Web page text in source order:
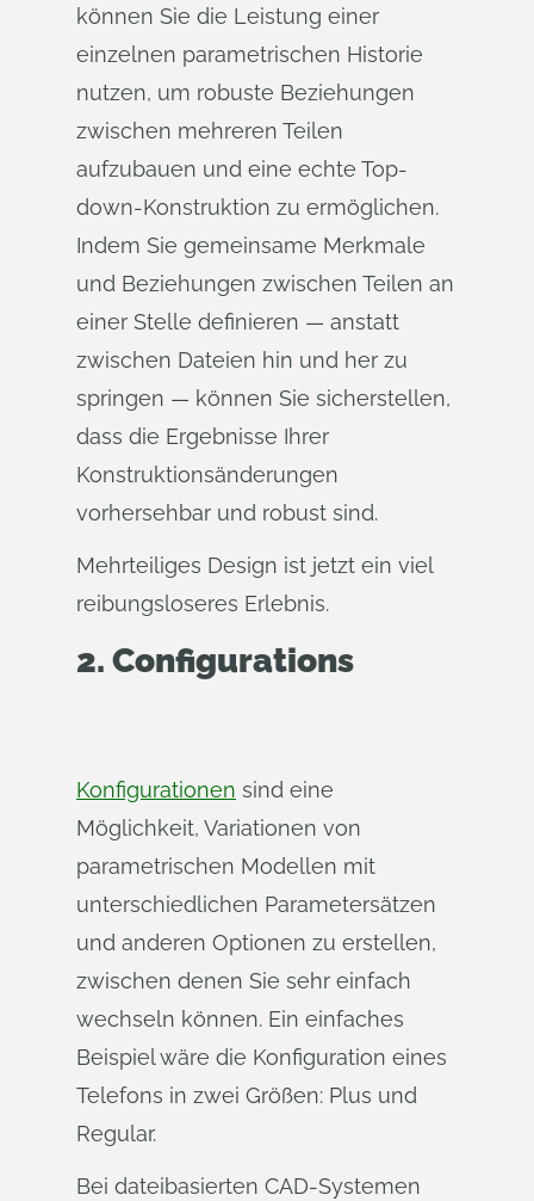
können Sie die Leistung einer
einzelnen parametrischen Historie
nutzen, um robuste Beziehungen
zwischen mehreren Teilen
aufzubauen und eine echte Top-
down-Konstruktion zu ermöglichen.
Indem Sie gemeinsame Merkmale
und Beziehungen zwischen Teilen an
einer Stelle definieren — anstatt
zwischen Dateien hin und her zu
springen — können Sie sicherstellen,
dass die Ergebnisse Ihrer
Konstruktionsänderungen
vorhersehbar und robust sind.
Mehrteiliges Design ist jetzt ein viel
reibungsloseres Erlebnis.
2. Configurations
Konfigurationen sind eine
Möglichkeit, Variationen von
parametrischen Modellen mit
unterschiedlichen Parametersätzen
und anderen Optionen zu erstellen,
zwischen denen Sie sehr einfach
wechseln können. Ein einfaches
Beispiel wäre die Konfiguration eines
Telefons in zwei Größen: Plus und
Regular.
Bei dateibasierten CAD-Systemen